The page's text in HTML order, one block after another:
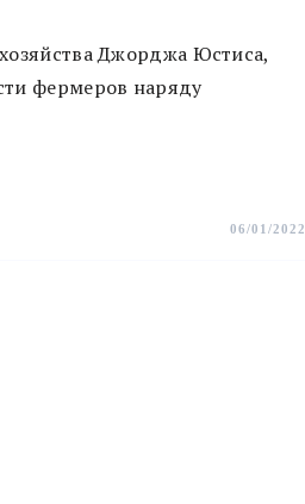
Джорджа Юстиса,
фермеров наряду
06/01/2022